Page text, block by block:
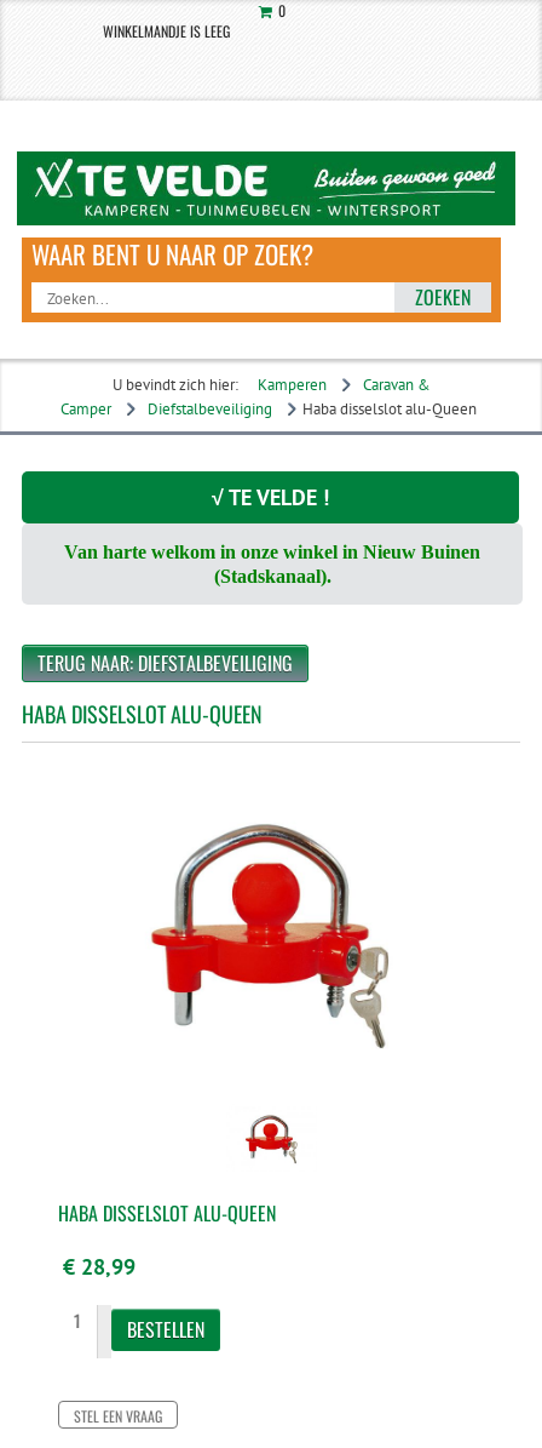
0
WINKELMANDJE IS LEEG
ZOEKEN
U bevindt zich hier: Kamperen
Caravan &
Camper
Diefstalbeveiliging Haba disselslot alu-Queen
√ TE VELDE !
Van harte welkom in onze winkel in Nieuw Buinen
(Stadskanaal).
TERUG NAAR: DIEFSTALBEVEILIGING
HABA DISSELSLOT ALU-QUEEN
HABA DISSELSLOT ALU-QUEEN
€ 28,99
STEL EEN VRAAG